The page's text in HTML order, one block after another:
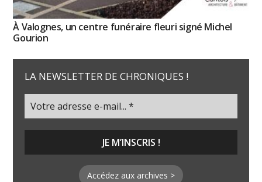
À Valognes, un centre funéraire fleuri signé Michel
Gourion
LA NEWSLETTER DE CHRONIQUES !
Accédez aux archives >